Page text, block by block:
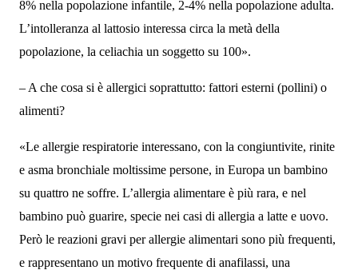
8% nella popolazione infantile, 2-4% nella popolazione adulta.
L’intolleranza al lattosio interessa circa la metà della
popolazione, la celiachia un soggetto su 100».
– A che cosa si è allergici soprattutto: fattori esterni (pollini) o
alimenti?
«Le allergie respiratorie interessano, con la congiuntivite, rinite
e asma bronchiale moltissime persone, in Europa un bambino
su quattro ne soffre. L’allergia alimentare è più rara, e nel
bambino può guarire, specie nei casi di allergia a latte e uovo.
Però le reazioni gravi per allergie alimentari sono più frequenti,
e rappresentano un motivo frequente di anafilassi, una